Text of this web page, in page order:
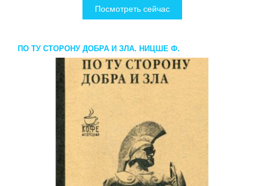
Посмотреть сейчас
ПО ТУ СТОРОНУ ДОБРА И ЗЛА. НИЦШЕ Ф.